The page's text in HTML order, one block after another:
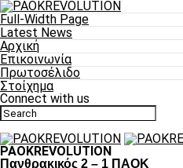
Full-Width Page
Latest News
Αρχική
Επικοινωνία
Πρωτοσέλιδο
Στοίχημα
Connect with us
PAOKREVOLUTION
Πανθρακικός 2 – 1 ΠΑΟΚ